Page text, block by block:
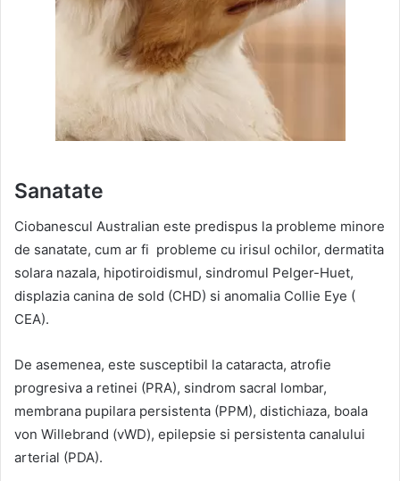
Sanatate
Ciobanescul Australian este predispus la probleme minore
de sanatate, cum ar fi probleme cu irisul ochilor, dermatita
solara nazala, hipotiroidismul, sindromul Pelger-Huet,
displazia canina de sold (CHD) si anomalia Collie Eye (
CEA).
De asemenea, este susceptibil la cataracta, atrofie
progresiva a retinei (PRA), sindrom sacral lombar,
membrana pupilara persistenta (PPM), distichiaza, boala
von Willebrand (vWD), epilepsie si persistenta canalului
arterial (PDA).